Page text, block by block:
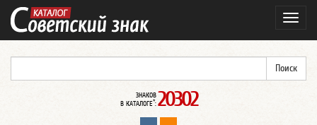
ЗНАКОВ
В КАТАЛОГЕ*: 20302